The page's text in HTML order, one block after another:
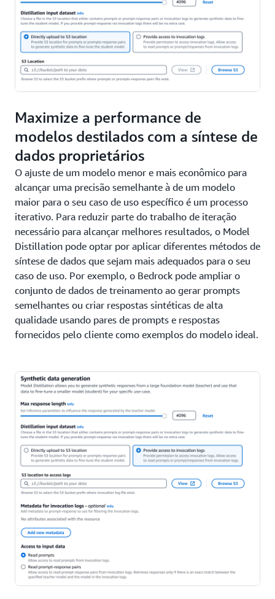
Maximize a performance de
modelos destilados com a síntese de
dados proprietários
O ajuste de um modelo menor e mais econômico para
alcançar uma precisão semelhante à de um modelo
maior para o seu caso de uso específico é um processo
iterativo. Para reduzir parte do trabalho de iteração
necessário para alcançar melhores resultados, o Model
Distillation pode optar por aplicar diferentes métodos de
síntese de dados que sejam mais adequados para o seu
caso de uso. Por exemplo, o Bedrock pode ampliar o
conjunto de dados de treinamento ao gerar prompts
semelhantes ou criar respostas sintéticas de alta
qualidade usando pares de prompts e respostas
fornecidos pelo cliente como exemplos do modelo ideal.